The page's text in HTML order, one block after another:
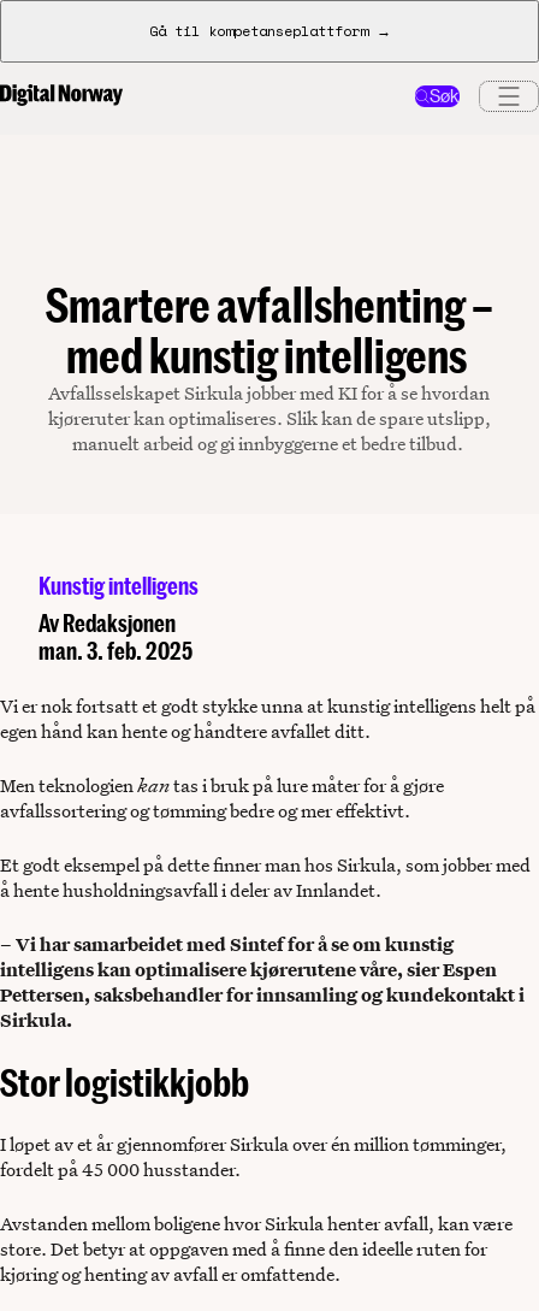
Gå til kompetanseplattform →
Søk
Smartere avfallshenting –
med kunstig intelligens
Avfallsselskapet Sirkula jobber med KI for å se hvordan
kjøreruter kan optimaliseres. Slik kan de spare utslipp,
manuelt arbeid og gi innbyggerne et bedre tilbud.
Kunstig intelligens
AvRedaksjonen
man. 3. feb. 2025
Vi er nok fortsatt et godt stykke unna at kunstig intelligens helt på
egen hånd kan hente og håndtere avfallet ditt.
Men teknologienkantas i bruk på lure måter for å gjøre
avfallssortering og tømming bedre og mer effektivt.
Et godt eksempel på dette finner man hos Sirkula, som jobber med
å hente husholdningsavfall i deler av Innlandet.
– Vi har samarbeidet med Sintef for å se om kunstig
intelligens kan optimalisere kjørerutene våre, sier Espen
Pettersen, saksbehandler for innsamling og kundekontakt i
Sirkula.
Stor logistikkjobb
I løpet av et år gjennomfører Sirkula over én million tømminger,
fordelt på 45 000 husstander.
Avstanden mellom boligene hvor Sirkula henter avfall, kan være
store. Det betyr at oppgaven med å finne den ideelle ruten for
kjøring og henting av avfall er omfattende.